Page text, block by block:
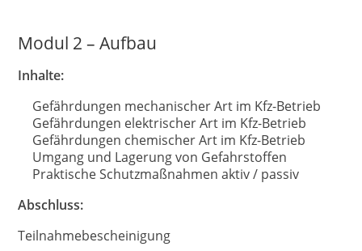
Modul 2 – Aufbau
Inhalte:
Gefährdungen mechanischer Art im Kfz-Betrieb
Gefährdungen elektrischer Art im Kfz-Betrieb
Gefährdungen chemischer Art im Kfz-Betrieb
Umgang und Lagerung von Gefahrstoffen
Praktische Schutzmaßnahmen aktiv / passiv
Abschluss:
Teilnahmebescheinigung